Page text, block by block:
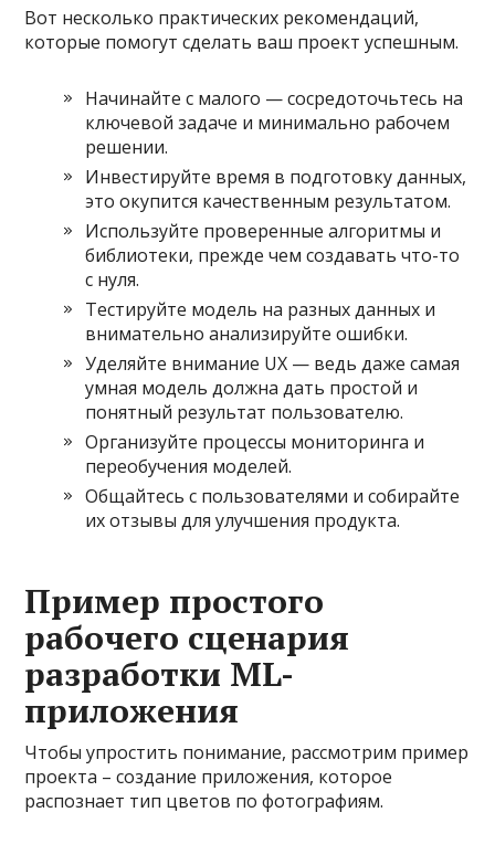
Вот несколько практических рекомендаций,
которые помогут сделать ваш проект успешным.
Начинайте с малого — сосредоточьтесь на
ключевой задаче и минимально рабочем
решении.
Инвестируйте время в подготовку данных,
это окупится качественным результатом.
Используйте проверенные алгоритмы и
библиотеки, прежде чем создавать что-то
с нуля.
Тестируйте модель на разных данных и
внимательно анализируйте ошибки.
Уделяйте внимание UX — ведь даже самая
умная модель должна дать простой и
понятный результат пользователю.
Организуйте процессы мониторинга и
переобучения моделей.
Общайтесь с пользователями и собирайте
их отзывы для улучшения продукта.
Пример простого
рабочего сценария
разработки ML-
приложения
Чтобы упростить понимание, рассмотрим пример
проекта – создание приложения, которое
распознает тип цветов по фотографиям.